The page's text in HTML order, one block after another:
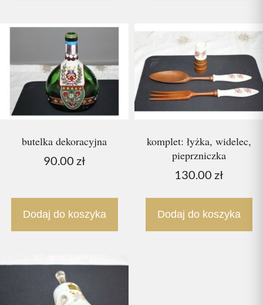
butelka dekoracyjna
90.00 zł
Dodaj do koszyka
komplet: łyżka, widelec,
pieprzniczka
130.00 zł
Dodaj do koszyka